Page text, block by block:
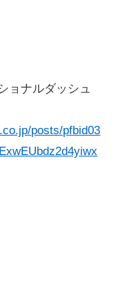
ョナルダッシュ
posts/pfbid03